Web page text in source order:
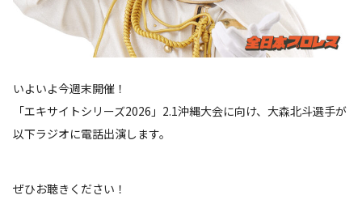
いよいよ今週末開催！
「エキサイトシリーズ2026」2.1沖縄大会に向け、大森北斗選手が
以下ラジオに電話出演します。
ぜひお聴きください！